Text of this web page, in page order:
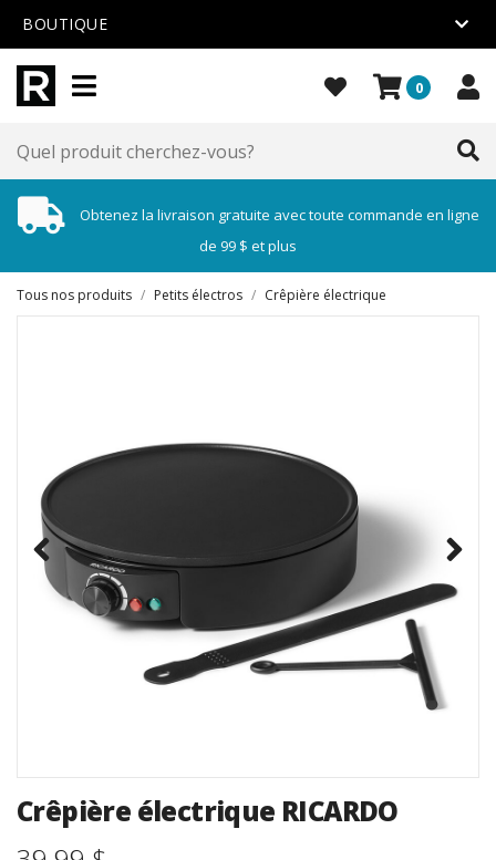
BOUTIQUE
0
Obtenez la livraison gratuite avec toute commande en ligne
de 99 $ et plus
Tous nos produits / Petits électros / Crêpière électrique
Crêpière électrique RICARDO